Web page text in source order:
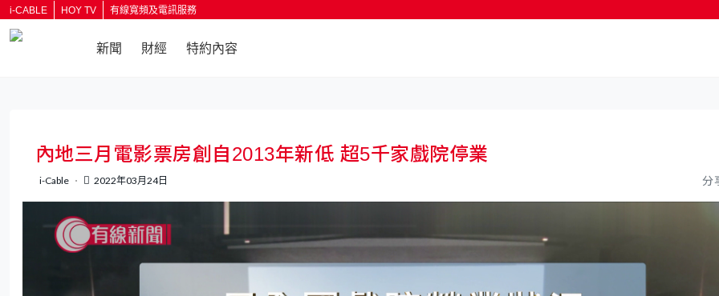
i-CABLE HOY TV 有線寬頻及電訊服務
新聞 財經 特約內容
內地三月電影票房創自2013年新低 超5千家戲院停業
i-Cable 2022年03月24日 分